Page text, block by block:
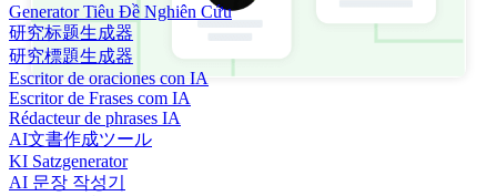
Generator Tiêu Đề Nghiên Cứu
研究标题生成器
研究標題生成器
Escritor de oraciones con IA
Escritor de Frases com IA
Rédacteur de phrases IA
AI文書作成ツール
KI Satzgenerator
AI 문장 작성기